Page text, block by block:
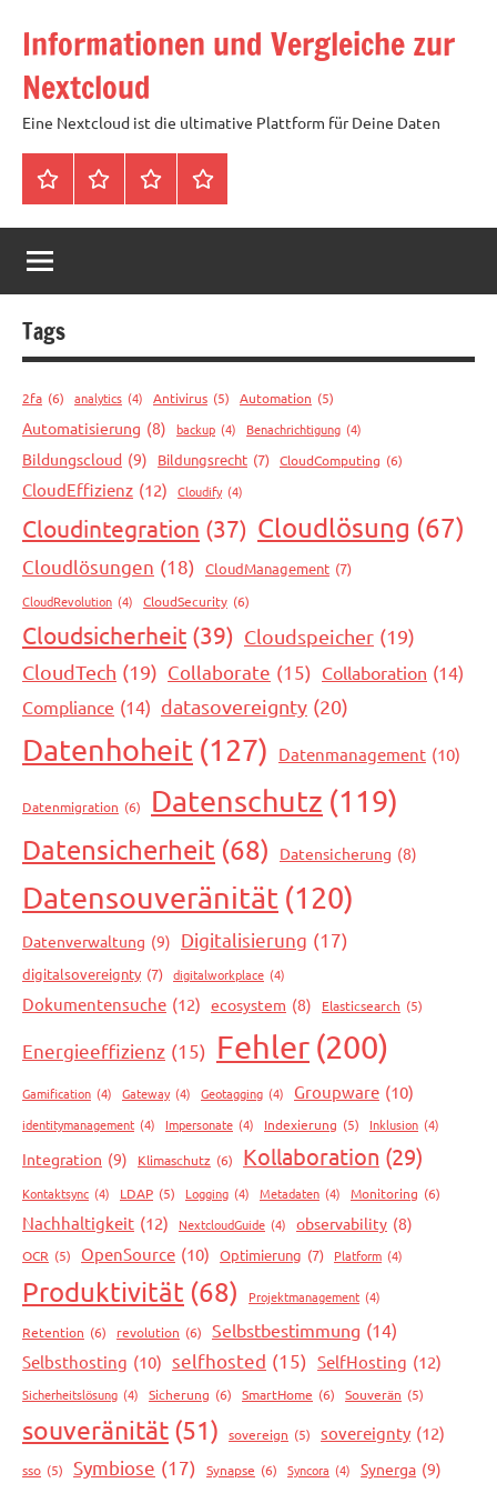
Inhalt
springen
Informationen und Vergleiche zur
Nextcloud
Eine Nextcloud ist die ultimative Plattform für Deine Daten
StartseiteNeuste
Artikel
Cloud
mit
Euro
/
mtl
Tags
Tags
2fa (6) analytics (4) Antivirus (5) Automation (5)
Automatisierung (8) backup (4) Benachrichtigung (4)
Bildungscloud (9) Bildungsrecht (7) CloudComputing (6)
CloudEffizienz (12) Cloudify (4)
Cloudintegration (37) Cloudlösung (67)
Cloudlösungen (18) CloudManagement (7)
CloudRevolution (4) CloudSecurity (6)
Cloudsicherheit (39) Cloudspeicher (19)
CloudTech (19) Collaborate (15) Collaboration (14)
Compliance (14) datasovereignty (20)
Datenhoheit (127) Datenmanagement (10)
Datenmigration (6) Datenschutz (119)
Datensicherheit (68) Datensicherung (8)
Datensouveränität (120)
Datenverwaltung (9) Digitalisierung (17)
digitalsovereignty (7) digitalworkplace (4)
Dokumentensuche (12) ecosystem (8) Elasticsearch (5)
Energieeffizienz (15) Fehler (200)
Gamification (4) Gateway (4) Geotagging (4) Groupware (10)
identitymanagement (4) Impersonate (4) Indexierung (5) Inklusion (4)
Integration (9) Klimaschutz (6) Kollaboration (29)
Kontaktsync (4) LDAP (5) Logging (4) Metadaten (4) Monitoring (6)
Nachhaltigkeit (12) NextcloudGuide (4) observability (8)
OCR (5) OpenSource (10) Optimierung (7) Platform (4)
Produktivität (68) Projektmanagement (4)
Retention (6) revolution (6) Selbstbestimmung (14)
Selbsthosting (10) selfhosted (15) SelfHosting (12)
Sicherheitslösung (4) Sicherung (6) SmartHome (6) Souverän (5)
souveränität (51) sovereign (5) sovereignty (12)
sso (5) Symbiose (17) Synapse (6) Syncora (4) Synerga (9)